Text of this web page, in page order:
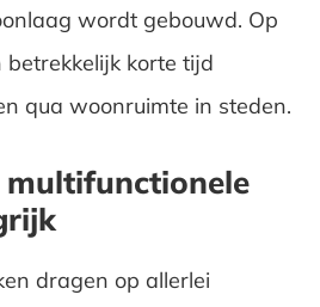
wordt gebouwd. Op
korte tijd
qua woonruimte in steden.
dragen op allerlei